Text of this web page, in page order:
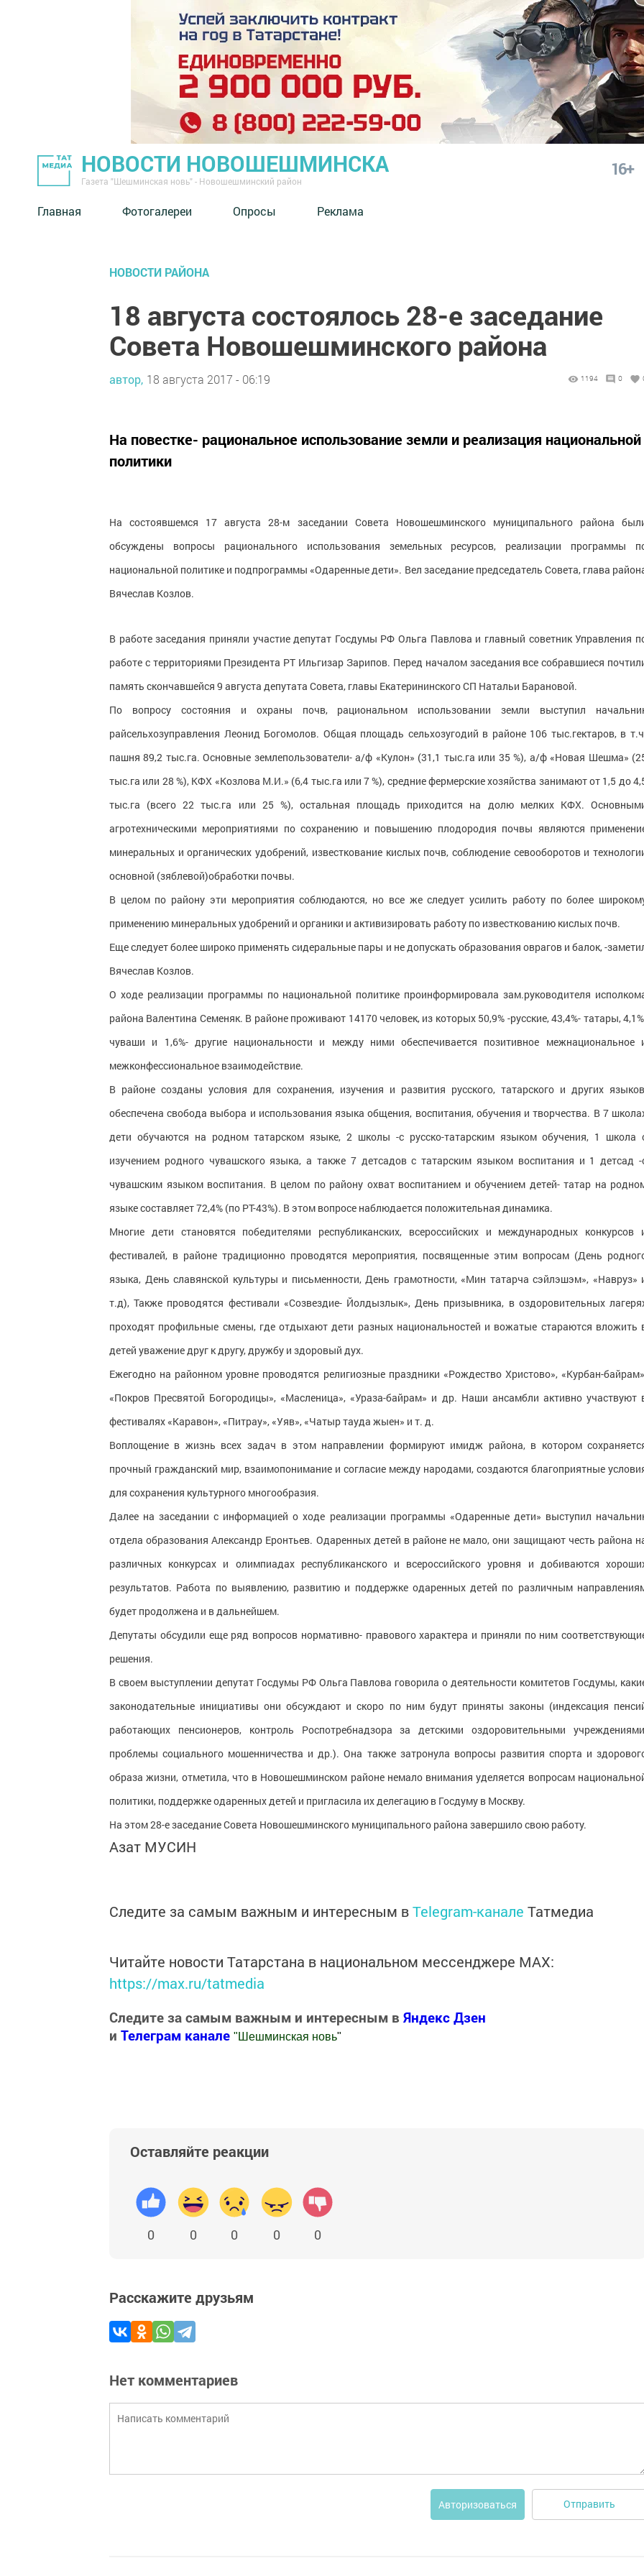
НОВОСТИ НОВОШЕШМИНСКА
Газета "Шешминская новь" - Новошешминский район
16+
Главная Фотогалереи Опросы Реклама
НОВОСТИ РАЙОНА
18 августа состоялось 28-е заседание
Совета Новошешминского района
автор, 18 августа 2017 - 06:19 1194 0
На повестке- рациональное использование земли и реализация национальной
политики
На состоявшемся 17 августа 28-м заседании Совета Новошешминского муниципального района
обсуждены вопросы рационального использования земельных ресурсов, реализации программы
национальной политике и подпрограммы «Одаренные дети». Вел заседание председатель Совета, глава
Вячеслав Козлов.
В работе заседания приняли участие депутат Госдумы РФ Ольга Павлова и главный советник Управления
работе с территориями Президента РТ Ильгизар Зарипов. Перед началом заседания все собравшиеся
память скончавшейся 9 августа депутата Совета, главы Екатерининского СП Натальи Барановой.
По вопросу состояния и охраны почв, рациональном использовании земли выступил
райсельхозуправления Леонид Богомолов. Общая площадь сельхозугодий в районе 106 тыс.гектаров, в
пашня 89,2 тыс.га. Основные землепользователи- а/ф «Кулон» (31,1 тыс.га или 35 %), а/ф «Новая Шешма»
тыс.га или 28 %), КФХ «Козлова М.И.» (6,4 тыс.га или 7 %), средние фермерские хозяйства занимают от 1,5 до
тыс.га (всего 22 тыс.га или 25 %), остальная площадь приходится на долю мелких КФХ.
агротехническими мероприятиями по сохранению и повышению плодородия почвы являются
минеральных и органических удобрений, известкование кислых почв, соблюдение севооборотов и
основной (зяблевой)обработки почвы.
В целом по району эти мероприятия соблюдаются, но все же следует усилить работу по более
применению минеральных удобрений и органики и активизировать работу по известкованию кислых почв.
Еще следует более широко применять сидеральные пары и не допускать образования оврагов и балок, -
Вячеслав Козлов.
О ходе реализации программы по национальной политике проинформировала зам.руководителя
района Валентина Семеняк. В районе проживают 14170 человек, из которых 50,9% -русские, 43,4%- татары,
чуваши и 1,6%- другие национальности и между ними обеспечивается позитивное межнациональное
межконфессиональное взаимодействие.
В районе созданы условия для сохранения, изучения и развития русского, татарского и других
обеспечена свобода выбора и использования языка общения, воспитания, обучения и творчества. В 7
дети обучаются на родном татарском языке, 2 школы -с русско-татарским языком обучения, 1 школа
изучением родного чувашского языка, а также 7 детсадов с татарским языком воспитания и 1 детсад -
чувашским языком воспитания. В целом по району охват воспитанием и обучением детей- татар на
языке составляет 72,4% (по РТ-43%). В этом вопросе наблюдается положительная динамика.
Многие дети становятся победителями республиканских, всероссийских и международных конкурсов
фестивалей, в районе традиционно проводятся мероприятия, посвященные этим вопросам (День
языка, День славянской культуры и письменности, День грамотности, «Мин татарча сэйлэшэм», «Навруз»
т.д), Также проводятся фестивали «Созвездие- Йолдызлык», День призывника, в оздоровительных
проходят профильные смены, где отдыхают дети разных национальностей и вожатые стараются вложить
детей уважение друг к другу, дружбу и здоровый дух.
Ежегодно на районном уровне проводятся религиозные праздники «Рождество Христово», «Курбан-
«Покров Пресвятой Богородицы», «Масленица», «Ураза-байрам» и др. Наши ансамбли активно участвуют
фестивалях «Каравон», «Питрау», «Уяв», «Чатыр тауда жыен» и т. д.
Воплощение в жизнь всех задач в этом направлении формируют имидж района, в котором
прочный гражданский мир, взаимопонимание и согласие между народами, создаются благоприятные
для сохранения культурного многообразия.
Далее на заседании с информацией о ходе реализации программы «Одаренные дети» выступил
отдела образования Александр Еронтьев. Одаренных детей в районе не мало, они защищают честь района
различных конкурсах и олимпиадах республиканского и всероссийского уровня и добиваются
результатов. Работа по выявлению, развитию и поддержке одаренных детей по различным
будет продолжена и в дальнейшем.
Депутаты обсудили еще ряд вопросов нормативно- правового характера и приняли по ним
решения.
В своем выступлении депутат Госдумы РФ Ольга Павлова говорила о деятельности комитетов Госдумы,
законодательные инициативы они обсуждают и скоро по ним будут приняты законы (индексация
работающих пенсионеров, контроль Роспотребнадзора за детскими оздоровительными
проблемы социального мошенничества и др.). Она также затронула вопросы развития спорта и
образа жизни, отметила, что в Новошешминском районе немало внимания уделяется вопросам
политики, поддержке одаренных детей и пригласила их делегацию в Госдуму в Москву.
На этом 28-е заседание Совета Новошешминского муниципального района завершило свою работу.
Азат МУСИН
Следите за самым важным и интересным вTelegram-канале Татмедиа
Читайте новости Татарстана в национальном мессенджере MАХ:
https://max.ru/tatmedia
Следите за самым важным и интересным в Яндекс Дзен
и Телеграм канале " Шешминская новь"
Оставляйте реакции
0 0 0 0 0
Расскажите друзьям
Нет комментариев
Авторизоваться Отправить